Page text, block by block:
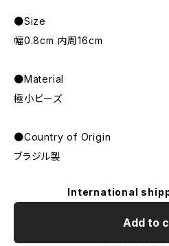
●Size
幅0.8cm 内周16cm
●Material
極小ビーズ
●Country of Origin
ブラジル製
International
Add to